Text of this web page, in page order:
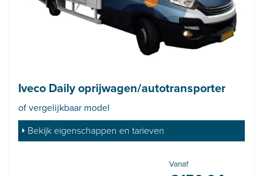
Iveco Daily oprijwagen/autotransporter
of vergelijkbaar model
Bekijk eigenschappen en tarieven
Vanaf